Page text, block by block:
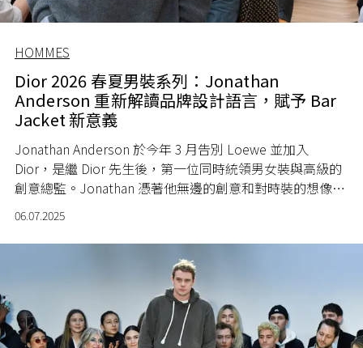
HOMMES
Dior 2026 春夏男裝系列：Jonathan
Anderson 重新解讀品牌設計語言，賦予 Bar
Jacket 新意義
Jonathan Anderson 於今年 3 月告別 Loewe 並加入
Dior，是繼 Dior 先生後，第一位同時統領男女裝與高級的
創意總監。Jonathan 憑著他無邊的創意和對時裝的想像，
為舊東家帶來一個又一個的高峰，這也難怪外界會好奇他
會為 Dior 帶來什麼新氣象。
06.07.2025